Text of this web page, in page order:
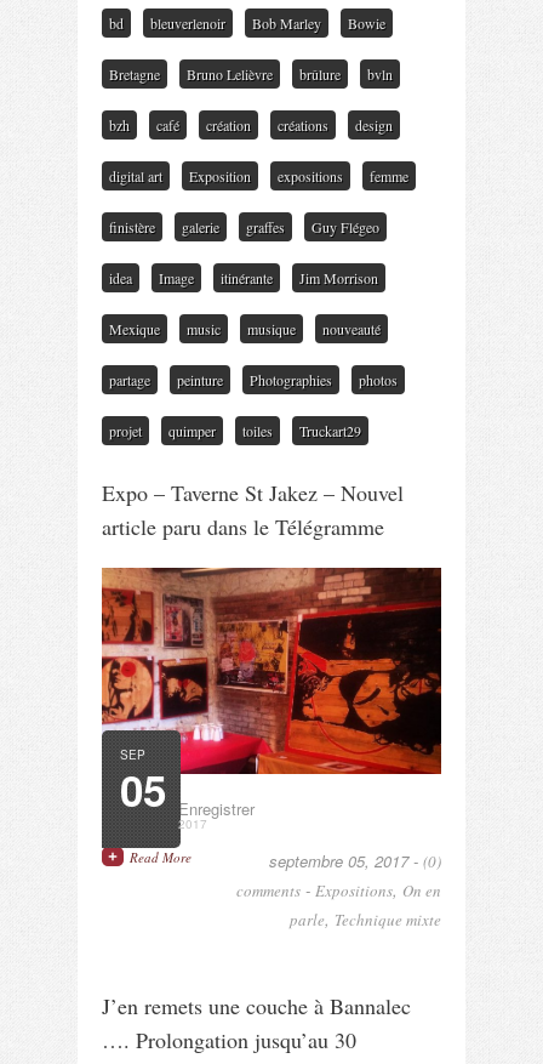
bd bleuverlenoir Bob Marley Bowie
Bretagne Bruno Lelièvre brûlure bvln
bzh café création créations design
digital art Exposition expositions femme
finistère galerie graffes Guy Flégeo
idea Image itinérante Jim Morrison
Mexique music musique nouveauté
partage peinture Photographies photos
projet quimper toiles Truckart29
Expo – Taverne St Jakez – Nouvel
article paru dans le Télégramme
SEP
05
2017
EnregistrerEnregistrer
Read More septembre 05, 2017 - (0)
comments - Expositions, On en
parle, Technique mixte
J’en remets une couche à Bannalec
…. Prolongation jusqu’au 30